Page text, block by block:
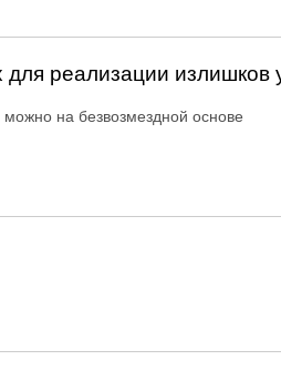
реализации излишков
можно на безвозмездной основе